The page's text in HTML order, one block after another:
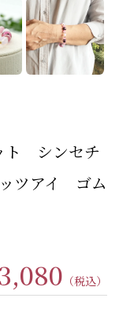
ト シンセチ
ツアイ ゴム
（税込）